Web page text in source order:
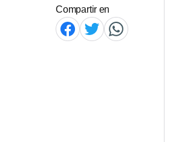
Compartir en